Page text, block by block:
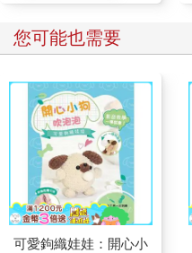
您可能也需要
可愛鉤織娃娃：開心小